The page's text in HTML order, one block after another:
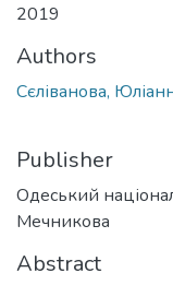
2019
Authors
Сєліванова,
Publisher
Одеський
Мечникова
Abstract